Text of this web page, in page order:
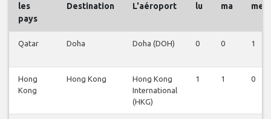
les
pays
Destination L'aéroport lu ma me
Qatar Doha Doha (DOH) 0 0 1
Hong
Kong
Hong Kong
Hong Kong
International
(HKG)
1 1 0